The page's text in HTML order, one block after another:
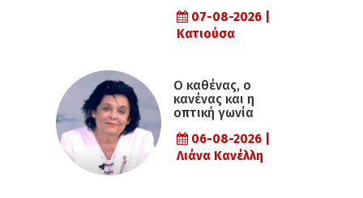
07-08-2026 |
Κατιούσα
Ο καθένας, ο
κανένας και η
οπτική γωνία
06-08-2026 |
Λιάνα Κανέλλη